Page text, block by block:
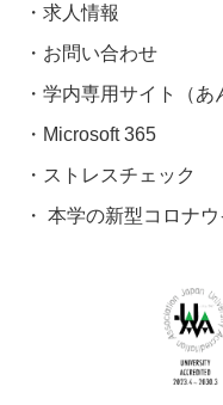
求人情報
お問い合わせ
学内専用サイト（あ
Microsoft 365
ストレスチェック
本学の新型コロナ